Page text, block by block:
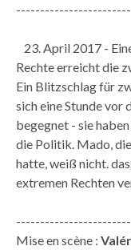
23. April 2017 -
Rechte erreicht die
Ein Blitzschlag für
sich eine Stunde vor
begegnet - sie
die Politik. Mado,
hatte, weiß nicht.
extremen Rechten
Mise en scène :